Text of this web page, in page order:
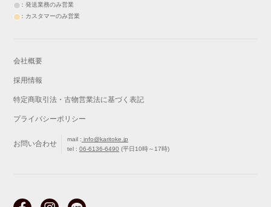
：発送業務のみ営業
：カスタマーのみ営業
会社概要
採用情報
特定商取引法・古物営業法に基づく表記
プライバシーポリシー
お問い合わせ
mail : info@karitoke.jp
tel :06-6136-6490 (平日10時～17時)